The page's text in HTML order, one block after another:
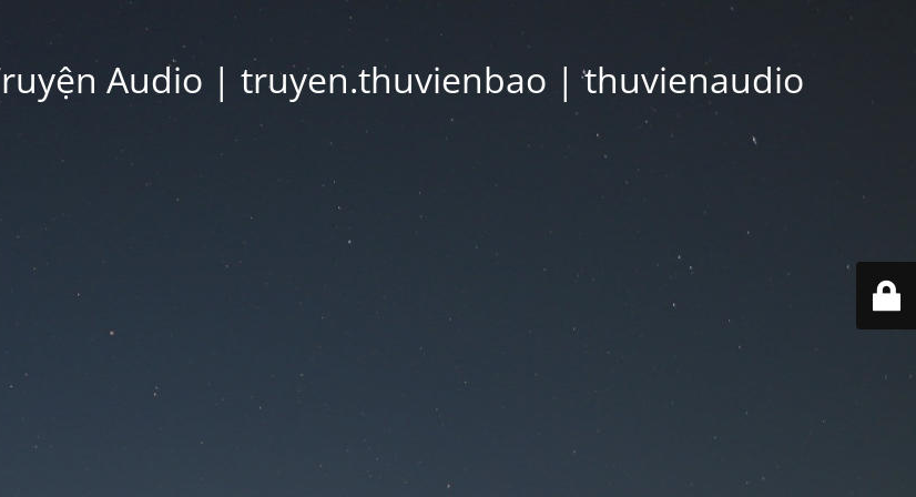
Audio | truyen.thuvienbao | thuvienaudio